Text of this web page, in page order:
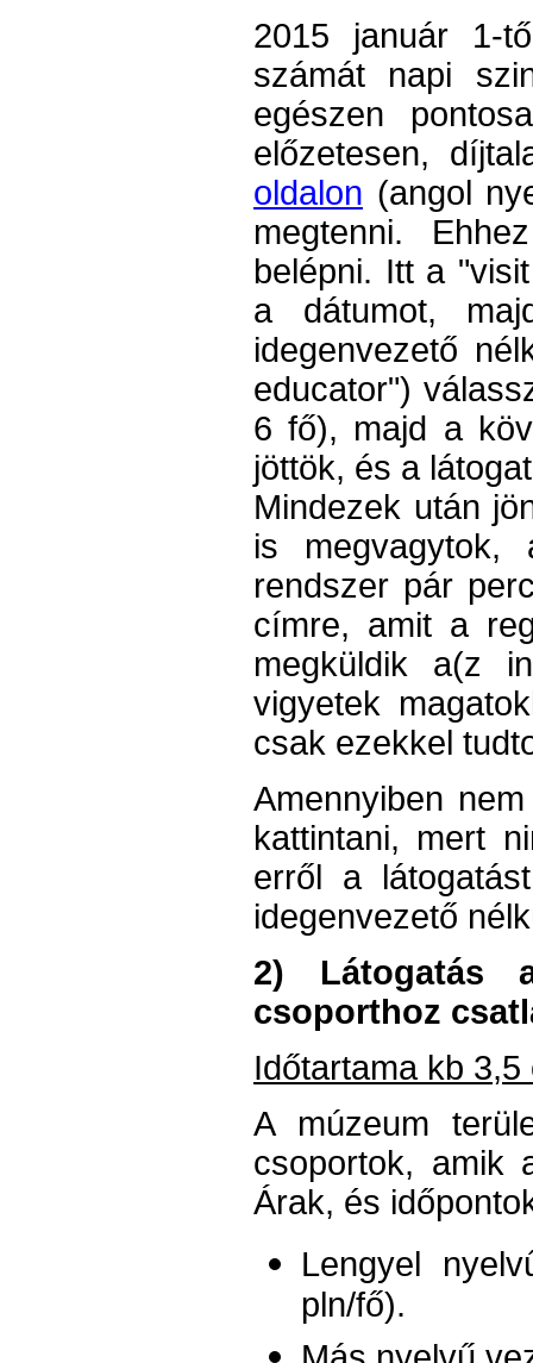
2015 január 1-
számát napi
egészen
előzetesen,
oldalon (angol
megtenni.
belépni. Itt a
a dátumot,
idegenvezető
educator")
6 fő), majd a
jöttök, és a
Mindezek után
is
rendszer pár
címre, amit a
megküldik a(z
vigyetek
csak ezekkel
​​Amennyiben
kattintani, mert
erről a
idegenvezető
2) Látogatás
csoporthoz
Időtartama kb 3,5
A múzeum
csoportok, amik
Árak, és
Lengyel
pln/fő).